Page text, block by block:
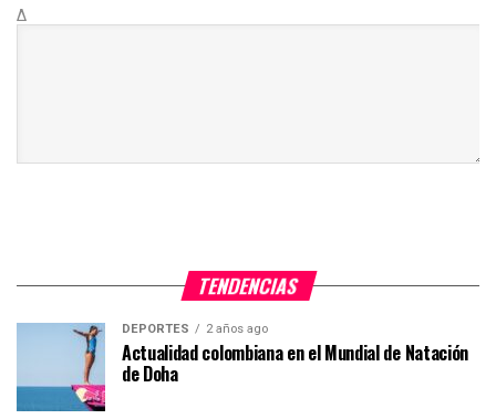
Δ
TENDENCIAS
DEPORTES 2 años ago
Actualidad colombiana en el Mundial de Natación
de Doha